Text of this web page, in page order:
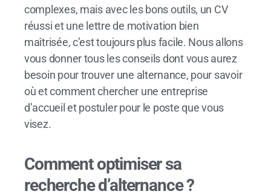
complexes, mais avec les bons outils, un CV
réussi et une lettre de motivation bien
maîtrisée, c’est toujours plus facile. Nous allons
vous donner tous les conseils dont vous aurez
besoin pour trouver une alternance, pour savoir
où et comment chercher une entreprise
d’accueil et postuler pour le poste que vous
visez.
Comment optimiser sa
recherche d’alternance ?